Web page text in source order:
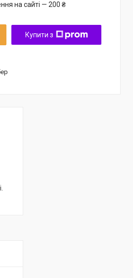
на сайті — 200 ₴
Купити з